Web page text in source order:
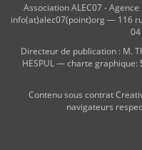
Association ALEC07 -
info(at)alec07(point)org — 116
Directeur de publication : M.
HESPUL — charte graphique:
Contenu sous contrat
navigateurs